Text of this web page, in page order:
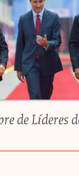
de Líderes